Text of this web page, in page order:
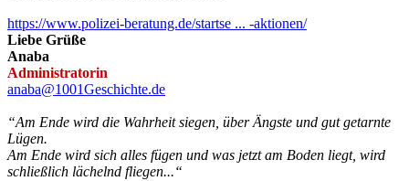
https://www.polizei-beratung.de/startse ... -aktionen/
Liebe Grüße
Anaba
Administratorin
anaba@1001Geschichte.de
“Am Ende wird die Wahrheit siegen, über Ängste und gut getarnte
Lügen.
Am Ende wird sich alles fügen und was jetzt am Boden liegt, wird
schließlich lächelnd fliegen...“